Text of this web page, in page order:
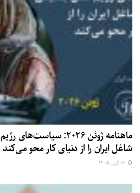
ماهنامه ژوئن ۲۰۲۶:
شاغل ایران را از دنیای کار محو می‌کند